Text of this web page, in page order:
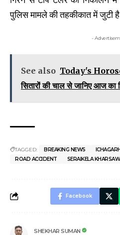
पुलिस मामले की तहकीकात में जुटी
-
See also Today's
सितारों की चाल से जानिए आज का
TAGGED: BREAKING NEWS
ROAD ACCIDENT
SERAIKELA
Facebook
SHEKHAR SUMAN